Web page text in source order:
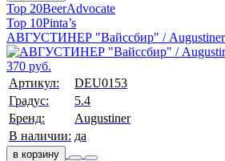
Top 20BeerAdvocate
Top 10Pinta’s
АВГУСТИНЕР "Вайссбир" / Augustiner
370 руб.
Артикул:
DEU0153
Градус:
5.4
Бренд:
Augustiner
В наличии: да
в корзину